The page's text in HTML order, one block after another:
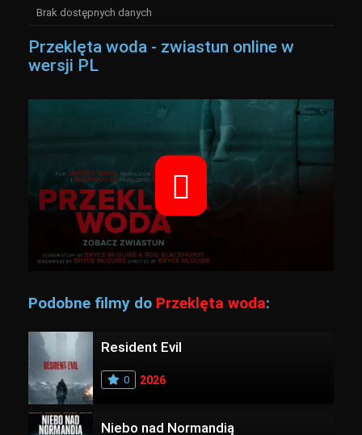
Brak dostępnych danych
Przeklęta woda - zwiastun online w
wersji PL
Podobne filmy do Przeklęta woda:
Resident Evil
0 2026
Niebo nad Normandią